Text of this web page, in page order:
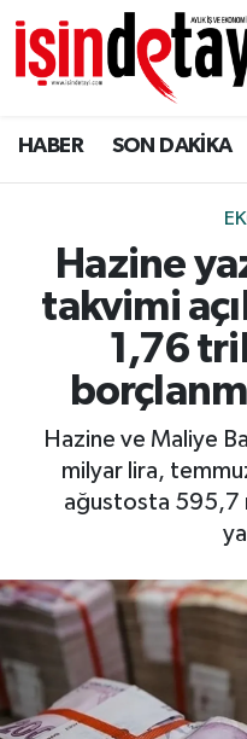
HABER SON DAKİKA
Hazine
takvimi
1,76
Hazine ve Maliye
milyar lira,
ağustosta 595,7
DÜNYA
Eğitim
ENERJİ HABERİ
GAYRİMENKUL
HABER
LOJİSTİK
OTO DETAY
SAĞLIK
SON DAKİKA
Nöbetçi Eczaneler
Hava Durumu
İstanbul Namaz
Trafik Durumu
Süper Lig Puan
Tüm Manşetler
Son Dakika